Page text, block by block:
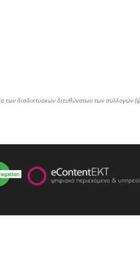
των διαδικτυακών διευθύνσεων των συλλογών